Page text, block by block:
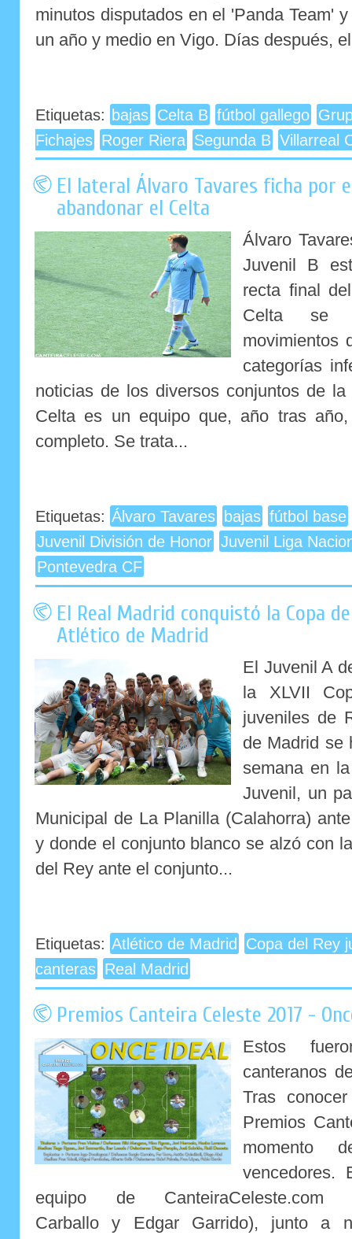
minutos disputados en el 'Panda Team'
un año y medio en Vigo. Días después,
Etiquetas: bajas Celta B fútbol gallego
Fichajes Roger Riera Segunda B Villarreal
El lateral Álvaro Tavares ficha por
abandonar el Celta
Álvaro
Juvenil B
recta final
Celta se
movimientos
categorías
noticias de los diversos conjuntos de
Celta es un equipo que, año tras
completo. Se trata...
Etiquetas: Álvaro Tavares bajas fútbol base
Juvenil División de Honor Juvenil Liga
Pontevedra CF
El Real Madrid conquistó la Copa
Atlético de Madrid
El Juvenil A
la XLVII
juveniles de
de Madrid se
semana en
Juvenil, un
Municipal de La Planilla (Calahorra)
y donde el conjunto blanco se alzó con
del Rey ante el conjunto...
Etiquetas: Atlético de Madrid Copa del Rey
canteras Real Madrid
Premios Canteira Celeste 2017 -
Estos
canteranos
Tras
Premios
momento
vencedores.
equipo de
Carballo y Edgar Garrido), junto a